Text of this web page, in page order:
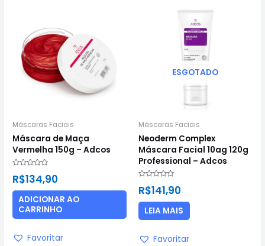
Máscaras Faciais
Máscara de Maça
Vermelha 150g – Adcos
0
5
R$134,90
ADICIONAR AO
CARRINHO
Favoritar
ESGOTADO
Máscaras Faciais
Neoderm Complex
Máscara Facial 10ag 120g
Professional – Adcos
0
5
R$141,90
LEIA MAIS
Favoritar